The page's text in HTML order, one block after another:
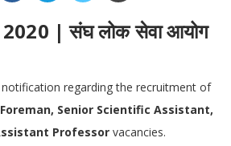
| संघ लोक सेवा आयोग
notification regarding the recruitment of
Senior Scientific Assistant,
Professor vacancies.